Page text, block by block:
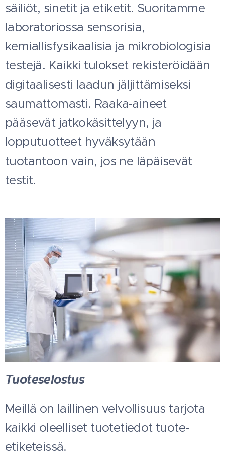
säiliöt, sinetit ja etiketit. Suoritamme
laboratoriossa sensorisia,
kemiallisfysikaalisia ja mikrobiologisia
testejä. Kaikki tulokset rekisteröidään
digitaalisesti laadun jäljittämiseksi
saumattomasti. Raaka-aineet
pääsevät jatkokäsittelyyn, ja
lopputuotteet hyväksytään
tuotantoon vain, jos ne läpäisevät
testit.
Tuoteselostus
Meillä on laillinen velvollisuus tarjota
kaikki oleelliset tuotetiedot tuote-
etiketeissä.